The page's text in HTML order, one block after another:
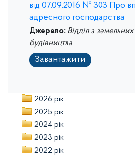
від 07.09.2016 № 303 Про
адресного господарства
Джерело: Відділ з
будівництва
Завантажити
2026 рік
2025 рік
2024 рік
2023 рік
2022 рік